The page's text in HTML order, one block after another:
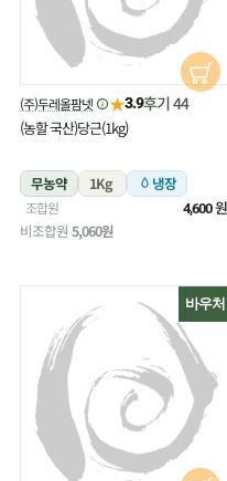
(주)두레올팜넷 ★3.9후기 44
(농할 국산)당근(1kg)
무농약 1Kg 냉장
조합원 4,600원
비조합원 5,060원
바우처